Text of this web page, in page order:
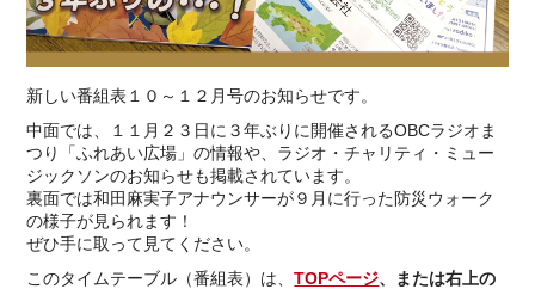
新しい番組表１０～１２月号のお知らせです。
中面では、１１月２３日に３年ぶりに開催されるOBCラジオま
つり「ふれあい広場」の情報や、ラジオ・チャリティ・ミュー
ジックソンのお知らせも掲載されています。
裏面では和田麻実子アナウンサーが９月に行った防災ウォーク
の様子が見られます！
ぜひ手に取って見てください。
このタイムテーブル（番組表）は、TOPページ、または右上の